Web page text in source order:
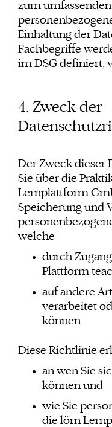
zum
Einhaltung der
Fachbegriffe
im DSG definiert,
4. Zweck der
Der Zweck dieser
Sie über die
Lernplattform
Speicherung und
welche
durch
Plattform
auf andere
verarbeitet
können.
Diese Richtlinie
an wen Sie
können und
wie Sie
die lörn